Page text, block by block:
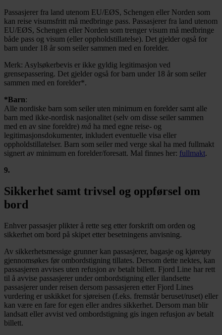
Passasjerer fra land utenom EU/EØS, Schengen eller Norden som
kan reise visumsfritt må medbringe pass. Passasjerer fra land utenom
EU/EØS, Schengen eller Norden som trenger visum må medbringe
både pass og visum (eller oppholdstillatelse). Det gjelder også for
barn under 18 år som seiler sammen med en forelder.
Merk: Asylsøkerbevis er ikke gyldig legitimasjon ved
grensepassering. Det gjelder også for barn under 18 år som seiler
sammen med en forelder*.
*Barn:
Alle nordiske barn som seiler uten minimum en forelder samt alle
barn med ikke-nordisk nasjonalitet (selv om disse seiler sammen
med en av sine foreldre) må ha med egne reise- og
legitimasjonsdokumenter, inkludert eventuelle visa eller
oppholdstillatelser. Barn som seiler med verge skal ha med fullmakt
signert av minimum en forelder/foresatt. Mal finnes her: fullmakt.
9.
Sikkerhet samt trivsel og oppførsel om
bord
Enhver passasjer plikter å rette seg etter forskrift om orden og
sikkerhet om bord på skipet etter besetningens anvisning.
Av sikkerhetsmessige grunner kan passasjerer, bagasje og kjøretøy
gjennomsøkes før ombordstigning tillates. Dersom dette nektes, kan
passasjeren avvises uten refusjon av betalt billett. Fjord Line har rett
til å avvise passasjerer under ombordstigning eller ilandsette
passasjerer under reisen dersom passasjeren etter Fjord Lines
vurdering er uskikket for sjøreisen (f.eks. fremstår beruset/ruset) eller
kan være en fare for egen eller andres sikkerhet. Dersom man blir
landsatt eller avvist ved ombordstigning gis ingen refusjon av betalt
billett.